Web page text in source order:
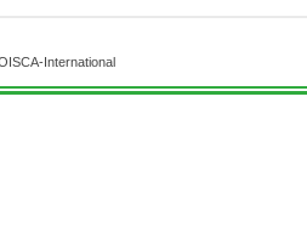
International